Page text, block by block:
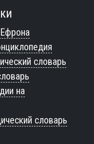
словарь
на
словарь